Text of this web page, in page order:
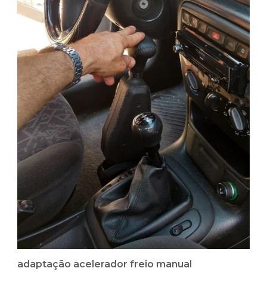
adaptação acelerador freio manual